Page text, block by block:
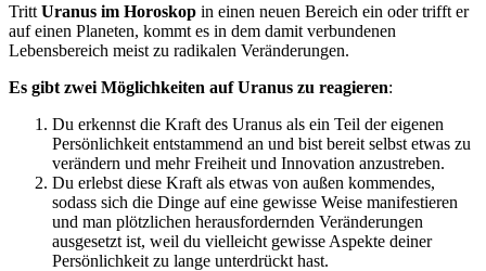
Tritt Uranus im Horoskop in einen neuen Bereich ein oder trifft er
auf einen Planeten, kommt es in dem damit verbundenen
Lebensbereich meist zu radikalen Veränderungen.
Es gibt zwei Möglichkeiten auf Uranus zu reagieren:
Du erkennst die Kraft des Uranus als ein Teil der eigenen
Persönlichkeit entstammend an und bist bereit selbst etwas zu
verändern und mehr Freiheit und Innovation anzustreben.
Du erlebst diese Kraft als etwas von außen kommendes,
sodass sich die Dinge auf eine gewisse Weise manifestieren
und man plötzlichen herausfordernden Veränderungen
ausgesetzt ist, weil du vielleicht gewisse Aspekte deiner
Persönlichkeit zu lange unterdrückt hast.